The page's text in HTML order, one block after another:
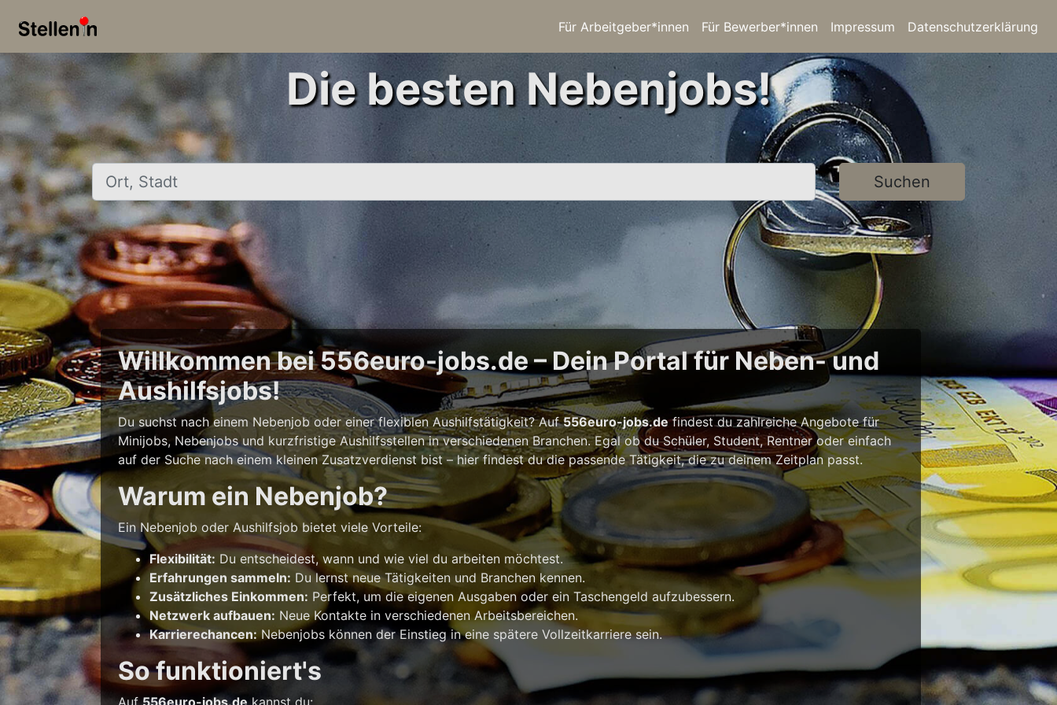
Für Arbeitgeber*innen Für Bewerber*innen Impressum Datenschutzerklärung
Die besten Nebenjobs!
Ort, Stadt Suchen
Willkommen bei 556euro-jobs.de – Dein Portal für Neben- und
Aushilfsjobs!
Du suchst nach einem Nebenjob oder einer flexiblen Aushilfstätigkeit? Auf556euro-jobs.defindest du zahlreiche Angebote für
Minijobs, Nebenjobs und kurzfristige Aushilfsstellen in verschiedenen Branchen. Egal ob du Schüler, Student, Rentner oder einfach
auf der Suche nach einem kleinen Zusatzverdienst bist – hier findest du die passende Tätigkeit, die zu deinem Zeitplan passt.
Warum ein Nebenjob?
Ein Nebenjob oder Aushilfsjob bietet viele Vorteile:
Flexibilität: Du entscheidest, wann und wie viel du arbeiten möchtest.
Erfahrungen sammeln: Du lernst neue Tätigkeiten und Branchen kennen.
Zusätzliches Einkommen: Perfekt, um die eigenen Ausgaben oder ein Taschengeld aufzubessern.
Netzwerk aufbauen: Neue Kontakte in verschiedenen Arbeitsbereichen.
Karrierechancen:Nebenjobs können der Einstieg in eine spätere Vollzeitkarriere sein.
So funktioniert's